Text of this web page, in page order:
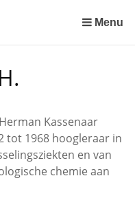
Menu
Kassenaar
tot 1968 hoogleraar in
en van
chemie aan